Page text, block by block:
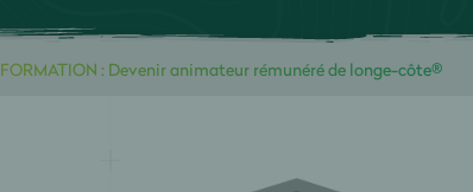
FORMATION : Devenir animateur rémunéré de longe-côte®